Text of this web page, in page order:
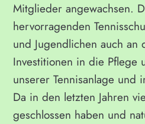
Mitglieder angewachsen.
hervorragenden
und Jugendlichen auch an
Investitionen in die Pflege
unserer Tennisanlage und
Da in den letzten Jahren
geschlossen haben und